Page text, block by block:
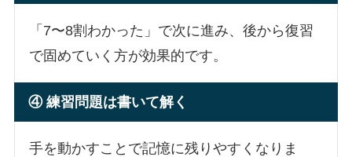
「7〜8割わかった」で次に進み、後から復習
で固めていく方が効果的です。
④ 練習問題は書いて解く
手を動かすことで記憶に残りやすくなりま